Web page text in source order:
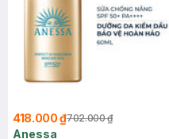
418.000 ₫702.000 ₫
Anessa